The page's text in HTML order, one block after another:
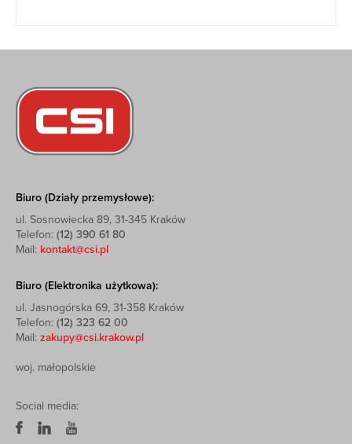
Biuro (Działy przemysłowe):
ul. Sosnowiecka 89, 31-345 Kraków
Telefon: (12) 390 61 80
Mail: kontakt@csi.pl
Biuro (Elektronika użytkowa):
ul. Jasnogórska 69, 31-358 Kraków
Telefon: (12) 323 62 00
Mail: zakupy@csi.krakow.pl
woj. małopolskie
Social media: